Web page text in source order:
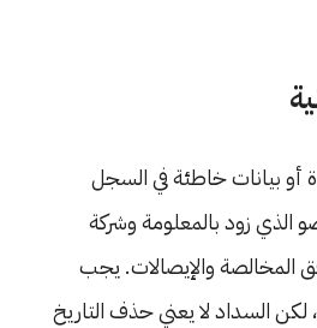
بيانات خاطئة في السجل
الذي زود بالمعلومة وشركة
المخالصة والإيصالات. يجب
السداد لا يعني حذف التاريخ